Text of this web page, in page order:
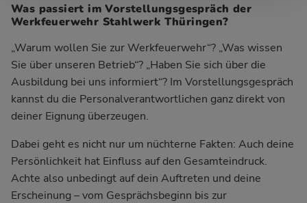
Was passiert im Vorstellungsgespräch der
Werkfeuerwehr Stahlwerk Thüringen?
„Warum wollen Sie zur Werkfeuerwehr“? „Was wissen
Sie über unseren Betrieb“? „Haben Sie sich über die
Ausbildung bei uns informiert“? Im Vorstellungsgespräch
kannst du die Personalverantwortlichen ganz direkt von
deiner Eignung überzeugen.
Dabei geht es nicht nur um nüchterne Fakten: Auch deine
Persönlichkeit hat Einfluss auf den Gesamteindruck.
Achte also unbedingt auf dein Auftreten und deine
Erscheinung – vom Gesprächsbeginn bis zur